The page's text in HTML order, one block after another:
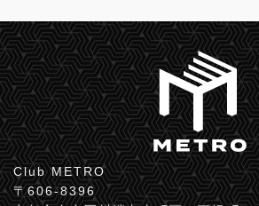
Club METRO
〒606-8396